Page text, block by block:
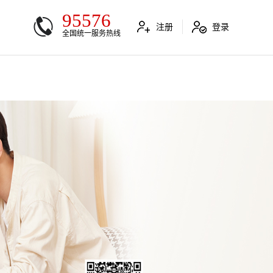
95576
全国统一服务热线
注册 登录